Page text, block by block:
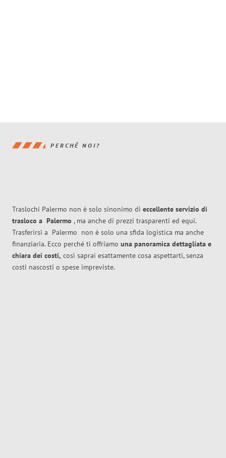
PERCHÉ NOI?
Traslochi Palermo non è solo sinonimo di eccellente servizio di
trasloco a Palermo , ma anche di prezzi trasparenti ed equi.
Trasferirsi a Palermo non è solo una sfida logistica ma anche
finanziaria. Ecco perché ti offriamo una panoramica dettagliata e
chiara dei costi, così saprai esattamente cosa aspettarti, senza
costi nascosti o spese impreviste.